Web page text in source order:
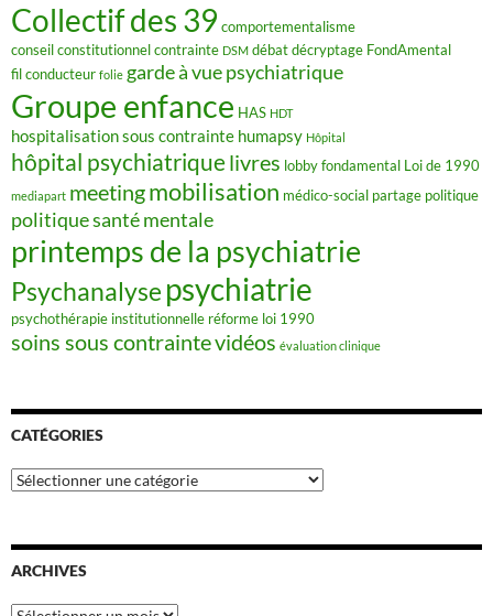
Collectif des 39 comportementalisme
conseil constitutionnelcontrainte DSM débatdécryptage FondAmental
fil conducteur folie garde à vue psychiatrique
Groupe enfance HAS HDT
hospitalisation sous contrainte humapsy Hôpital
hôpital psychiatriquelivres lobby fondamental Loi de 1990
mediapart meetingmobilisation médico-social partage politique
politique santé mentale
printemps de la psychiatrie
Psychanalyse psychiatrie
psychothérapie institutionnelle réforme loi 1990
soins sous contraintevidéos évaluation clinique
CATÉGORIES
Catégories
ARCHIVES
Archives